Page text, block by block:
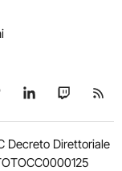
Telegram
su TikTok
Seguici su
Seguici
Decreto Direttoriale